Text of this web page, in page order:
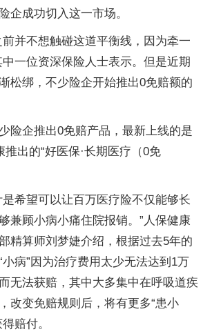
企成功切入这一市场。
前并不想触碰这道平衡线，因为牵一
中一位资深保险人士表示。但是近期
松绑，不少险企开始推出0免赔额的
险企推出0免赔产品，最新上线的是
推出的“好医保·长期医疗（0免
是希望可以让百万医疗险不仅能够长
兼顾小病小痛住院报销。”人保健康
精算师刘梦婕介绍，根据过去5年的
病”因为治疗费用太少无法达到1万
无法获赔，其中大多集中在呼吸道疾
改变免赔规则后，将有更多“患小
赔付。